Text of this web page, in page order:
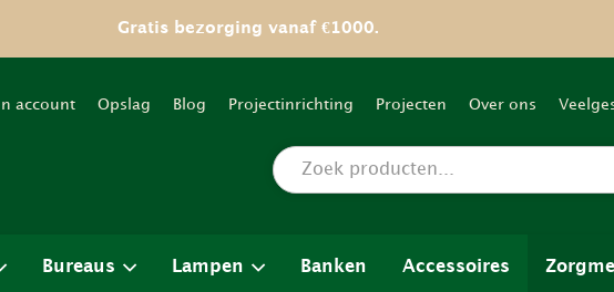
Gratis bezorging vanaf €1000.
Bureaus Lampen Banken Accessoires
account Opslag Blog Projectinrichting Projecten Over ons